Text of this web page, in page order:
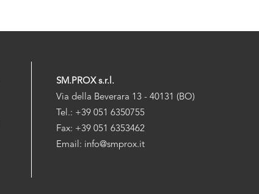
SM.PROX s.r.l.
Via della Beverara 13 - 40131 (BO)
Tel.: +39 051 6350755
Fax: +39 051 6353462
Email: info@smprox.it